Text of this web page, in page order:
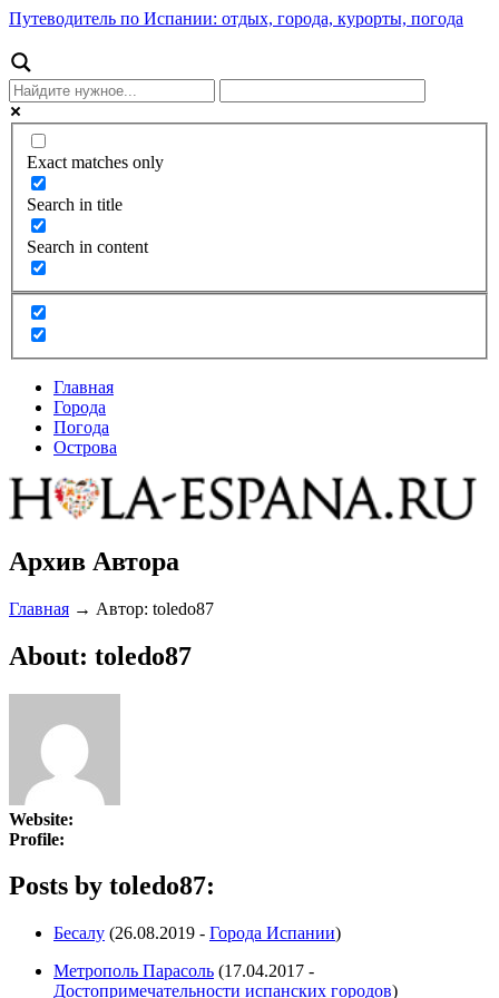
Путеводитель по Испании: отдых, города, курорты, погода
Exact matches only
Search in title
Search in content
Главная
Города
Погода
Острова
Архив Автора
Главная → Автор: toledo87
About: toledo87
Website:
Profile:
Posts by toledo87:
Бесалу (26.08.2019 - Города Испании)
Метрополь Парасоль (17.04.2017 -
Достопримечательности испанских городов)